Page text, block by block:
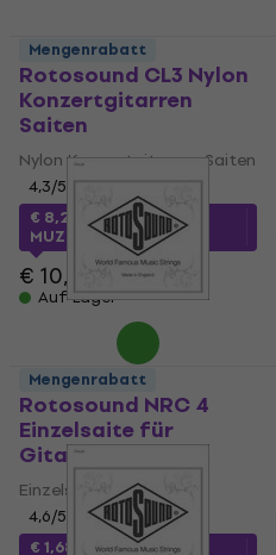
Rotosound CL3 Nylon
Konzertgitarren
Saiten
Nylon Konzertgitarren Saiten
4,3/5
€ 8,21
mit dem Code
MUZMUZ-20
€ 10,90
Auf Lager
Mengenrabatt
Rotosound NRC 4
Einzelsaite für
Gitarre
Einzelsaite für Gitarre
4,6/5
€ 1,68
mit dem Code
Mengenrabatt